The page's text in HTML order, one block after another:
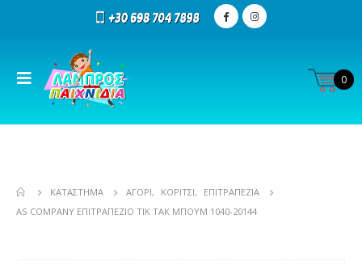
0
ΚΑΤΆΣΤΗΜΑ ΑΓΌΡΙ, ΚΟΡΊΤΣΙ,
ΕΠΙΤΡΑΠΕΖΊΑ
AS COMPANY ΕΠΙΤΡΑΠΈΖΙΟ ΤΙΚ ΤΑΚ ΜΠΟΥΜ 1040-20144